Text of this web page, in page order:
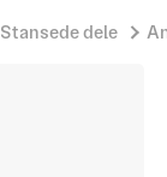
Stansede dele